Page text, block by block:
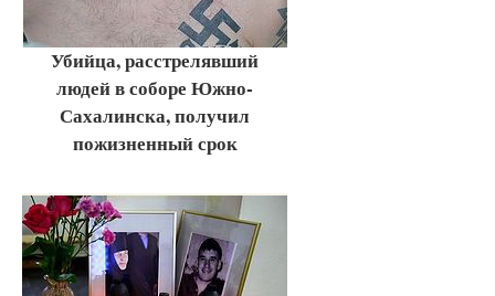
Убийца, расстрелявший
людей в соборе Южно-
Сахалинска, получил
пожизненный срок